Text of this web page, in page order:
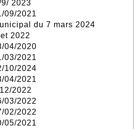
2023
09/2021
du 7 mars 2024
2022
04/2020
03/2021
10/2024
04/2021
2022
03/2022
02/2022
05/2021